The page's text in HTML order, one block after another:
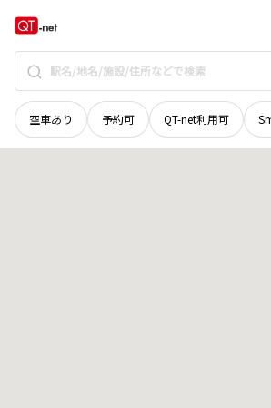
空車あり 予約可 QT-net利用可
北海道